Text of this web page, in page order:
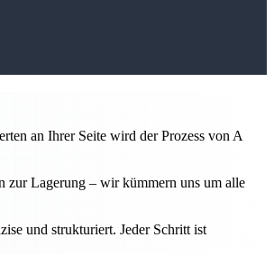
an Ihrer Seite wird der Prozess von A
zur Lagerung – wir kümmern uns um alle
und strukturiert. Jeder Schritt ist